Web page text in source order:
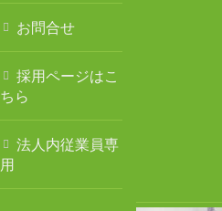
お問合せ
採用ページはこ
ちら
法人内従業員専
用